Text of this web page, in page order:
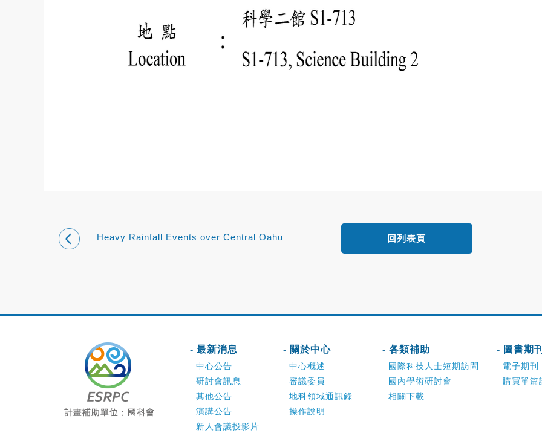
Heavy Rainfall Events over Central Oahu
回列表頁
- 最新消息
中心公告
研討會訊息
其他公告
演講公告
新人會議投影片
- 關於中心
中心概述
審議委員
地科領域通訊錄
操作說明
- 各類補助
國際科技人士短期訪問
國內學術研討會
相關下載
- 圖書期
電子期刊
購買單篇